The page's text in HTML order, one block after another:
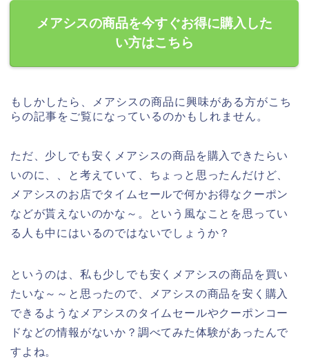
メアシスの商品を今すぐお得に購入した
い方はこちら
もしかしたら、メアシスの商品に興味がある方がこち
らの記事をご覧になっているのかもしれません。
ただ、少しでも安くメアシスの商品を購入できたらい
いのに、、と考えていて、ちょっと思ったんだけど、
メアシスのお店でタイムセールで何かお得なクーポン
などが貰えないのかな～。という風なことを思ってい
る人も中にはいるのではないでしょうか？
というのは、私も少しでも安くメアシスの商品を買い
たいな～～と思ったので、メアシスの商品を安く購入
できるようなメアシスのタイムセールやクーポンコー
ドなどの情報がないか？調べてみた体験があったんで
すよね。